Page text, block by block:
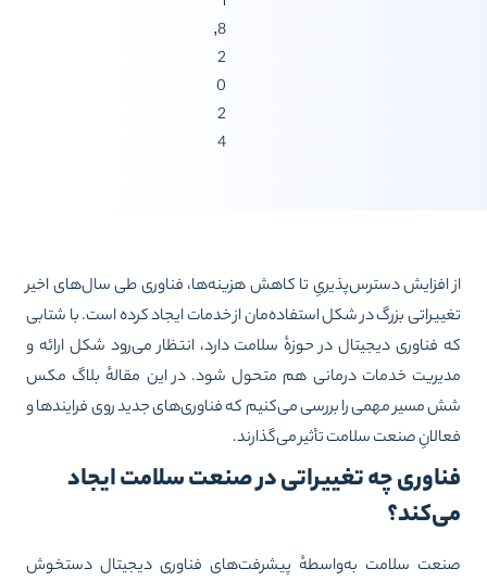
افزایش دسترس‌پذیریِ تا کاهش هزینه‌ها، فناوری طی سال‌های اخیر
بزرگ در شکل استفاده‌مان از خدمات ایجاد کرده است. با شتابی
فناوری دیجیتال در حوزهٔ سلامت دارد، انتظار می‌رود شکل ارائه و
خدمات درمانی هم متحول شود. در این مقالهٔ بلاگ مکس
مسیر مهمی را بررسی می‌کنیم که فناوری‌های جدید روی فرایندها و
صنعت سلامت تأثیر می‌گذارند.
چه تغییراتی در صنعت سلامت ایجاد
سلامت به‌واسطهٔ پیشرفت‌های فناوری دیجیتال دستخوش